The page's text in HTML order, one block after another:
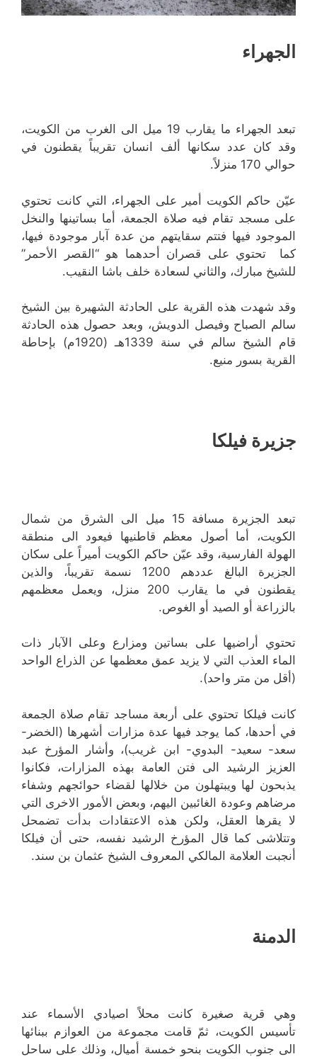
الجهراء
تبعد الجهراء ما يقارب 19 ميل الى الغرب من الكويت،
وقد كان عدد سكانها ألف انسان تقريباً يقطنون في
حوالي 170 منزلاً.
عيّن حاكم الكويت أمير على الجهراء، التي كانت تحتوي
على مسجد تقام فيه صلاة الجمعة، أما بساتينها والنخل
الموجود فيها فتتم سقايتهم من عدة آبار موجودة فيها،
كما تحتوي على قصران أحدهما هو “القصر الأحمر”
للشيخ مبارك، والثاني لسعادة خلف باشا النقيب.
وقد شهدت هذه القرية على الحادثة الشهيرة بين الشيخ
سالم الصباح وفيصل الدويش، وبعد حصول هذه الحادثة
قام الشيخ سالم في سنة 1339هـ (1920م) بإحاطة
القرية بسور منيع.
جزيرة فيلكا
تبعد الجزيرة مسافة 15 ميل الى الشرق من شمال
الكويت، أما أصول معظم قاطنيها فيعود الى منطقة
الهولة الفارسية، وقد عيّن حاكم الكويت أميراً على سكان
الجزيرة البالغ عددهم 1200 نسمة تقريباً، والذين
يقطنون في ما يقارب 200 منزل، ويعمل معظمهم
بالزراعة أو الصيد أو الغوص.
تحتوي أراضيها على بساتين ومزارع وعلى الآبار ذات
الماء العذب التي لا يزيد عمق معظمها عن الذراع الواحد
(أقل من متر واحد).
كانت فيلكا تحتوي على أربعة مساجد تقام صلاة الجمعة
في أحدها، كما يوجد فيها عدة مزارات أشهرها (الخضر-
سعد- سعيد- البدوي- ابن غريب)، وأشار المؤرخ عبد
العزيز الرشيد الى فتن العامة بهذه المزارات، فكانوا
يذبحون لها ويبتهلون من خلالها لقضاء حوائجهم وشفاء
مرضاهم وعودة الغائبين اليهم، وبعض الأمور الاخرى التي
لا يقرها العقل، ولكن هذه الاعتقادات بدأت تضمحل
وتتلاشى كما قال المؤرخ الرشيد نفسه، حتى أن فيلكا
أنجبت العلامة المالكي المعروف الشيخ عثمان بن سند.
الدمنة
وهي قرية صغيرة كانت محلاً اصيادي الأسماء عند
تأسيس الكويت، ثمّ قامت مجموعة من العوازم ببنائها
الى جنوب الكويت بنحو خمسة أميال، وذلك على ساحل